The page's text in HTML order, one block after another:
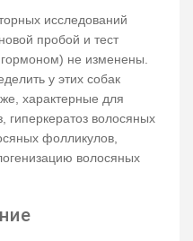
исследований
пробой и тест
не изменены.
у этих собак
характерные для
гиперкератоз волосяных
фолликулов,
волосяных